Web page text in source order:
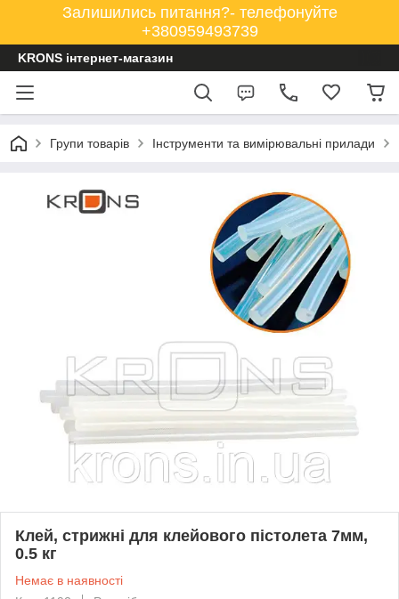
Залишились питання?- телефонуйте
+380959493739
KRONS інтернет-магазин
Групи товарів Інструменти та вимірювальні прилади
Клей, стрижні для клейового пістолета 7мм,
0.5 кг
Немає в наявності